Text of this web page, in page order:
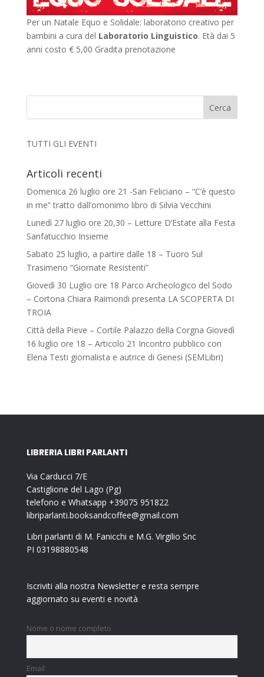
Per un Natale Equo e Solidale: laboratorio creativo per
bambini a cura del Laboratorio Linguistico. Età dai 5
anni costo € 5,00 Gradita prenotazione
TUTTI GLI EVENTI
Articoli recenti
Domenica 26 luglio ore 21 -San Feliciano – “C’è questo
in me” tratto dall’omonimo libro di Silvia Vecchini
Lunedì 27 luglio ore 20,30 – Letture D’Estate alla Festa
Sanfatucchio Insieme
Sabato 25 luglio, a partire dalle 18 – Tuoro Sul
Trasimeno “Giornate Resistenti”
Giovedì 30 Luglio ore 18 Parco Archeologico del Sodo
– Cortona Chiara Raimondi presenta LA SCOPERTA DI
TROIA
Città della Pieve – Cortile Palazzo della Corgna Giovedì
16 luglio ore 18 – Articolo 21 Incontro pubblico con
Elena Testi giornalista e autrice di Genesi (SEMLibri)
LIBRERIA LIBRI PARLANTI
Via Carducci 7/E
Castiglione del Lago (Pg)
telefono e Whatsapp +39075 951822
libriparlanti.booksandcoffee@gmail.com
Libri parlanti di M. Fanicchi e M.G. Virgilio Snc
PI 03198880548
Iscriviti alla nostra Newsletter e resta sempre
aggiornato su eventi e novità
Nome o nome completo
Email